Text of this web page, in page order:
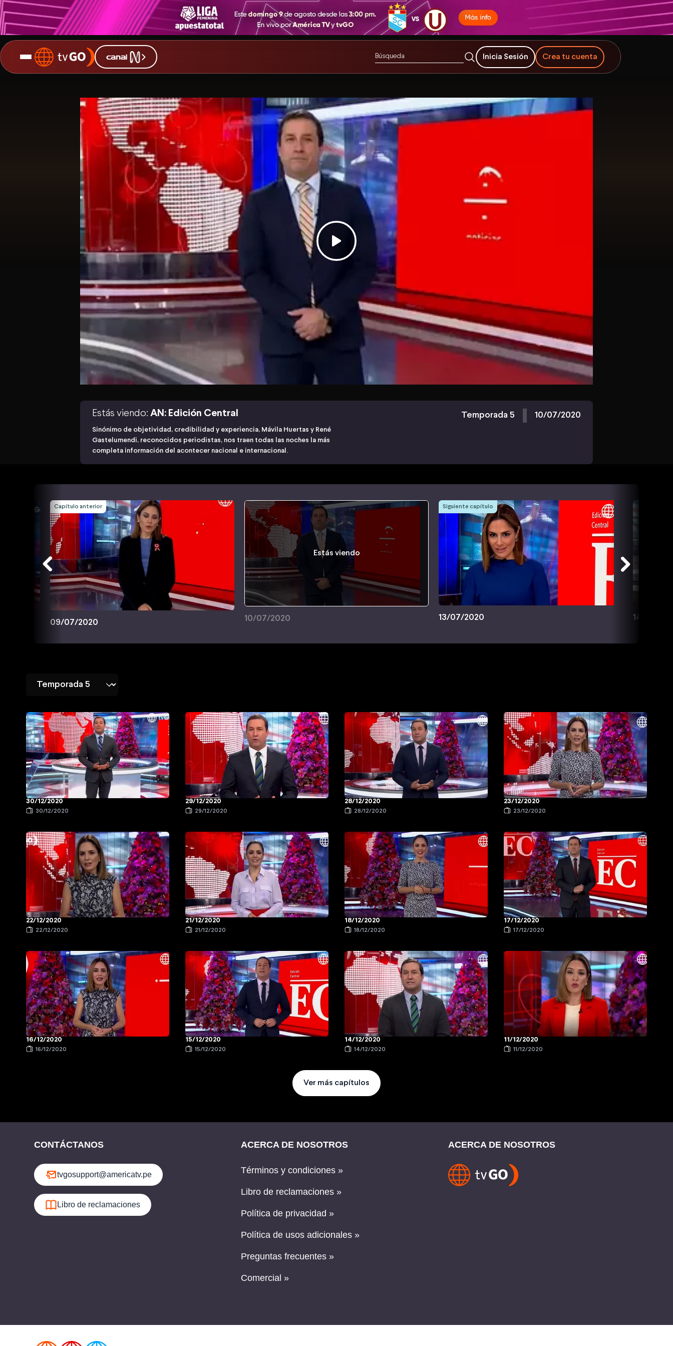
Inicia Sesión Crea tu cuenta
Estás viendo: AN: Edición Central
Sinónimo de objetividad, credibilidad y experiencia, Mávila Huertas y René
Gastelumendi, reconocidos periodistas, nos traen todas las noches la más
completa información del acontecer nacional e internacional.
Temporada 5 10/07/2020
Capítulo anterior
09/07/2020
Estás viendo
10/07/2020
Siguiente capítulo
13/07/2020 14/07/
30/12/2020
30/12/2020
29/12/2020
29/12/2020
28/12/2020
28/12/2020
23/12/2020
23/12/2020
22/12/2020
22/12/2020
21/12/2020
21/12/2020
18/12/2020
18/12/2020
17/12/2020
17/12/2020
16/12/2020
16/12/2020
15/12/2020
15/12/2020
14/12/2020
14/12/2020
11/12/2020
11/12/2020
Ver más capítulos
CONTÁCTANOS
tvgosupport@americatv.pe
Libro de reclamaciones
ACERCA DE NOSOTROS
Términos y condiciones »
Libro de reclamaciones »
Política de privacidad »
Política de usos adicionales »
Preguntas frecuentes »
Comercial »
ACERCA DE NOSOTROS